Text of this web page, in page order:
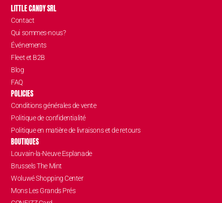
LITTLE CANDY SRL
Contact
Qui sommes-nous?
Événements
Fleet et B2B
Blog
FAQ
POLICIES
Conditions générales de vente
Politique de confidentialité
Politique en matière de livraisons et de retours
BOUTIQUES
Louvain-la-Neuve Esplanade
Brussels The Mint
Woluwé Shopping Center
Mons Les Grands Prés